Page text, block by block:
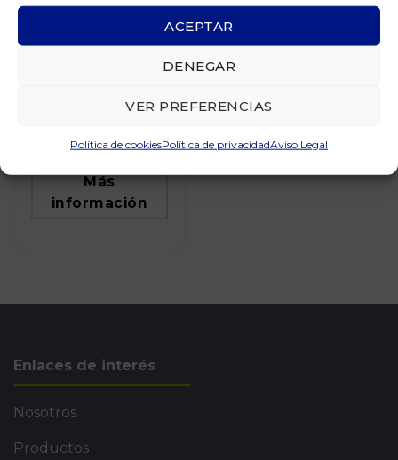
ACEPTAR
DENEGAR
VER PREFERENCIAS
Política de cookiesPolítica de privacidadAviso Legal
20039 Celosía
Más
información
Enlaces de interés
Nosotros
Productos